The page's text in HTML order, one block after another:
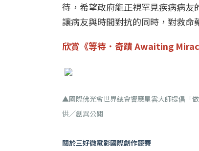
待，希望政府能正視罕見疾病病
讓病友與時間對抗的同時，對救命
欣賞《等待．奇蹟 Awaiting
▲國際佛光會世界總會響應星雲大師提倡「
供／創異公關
關於三好微電影國際創作競賽